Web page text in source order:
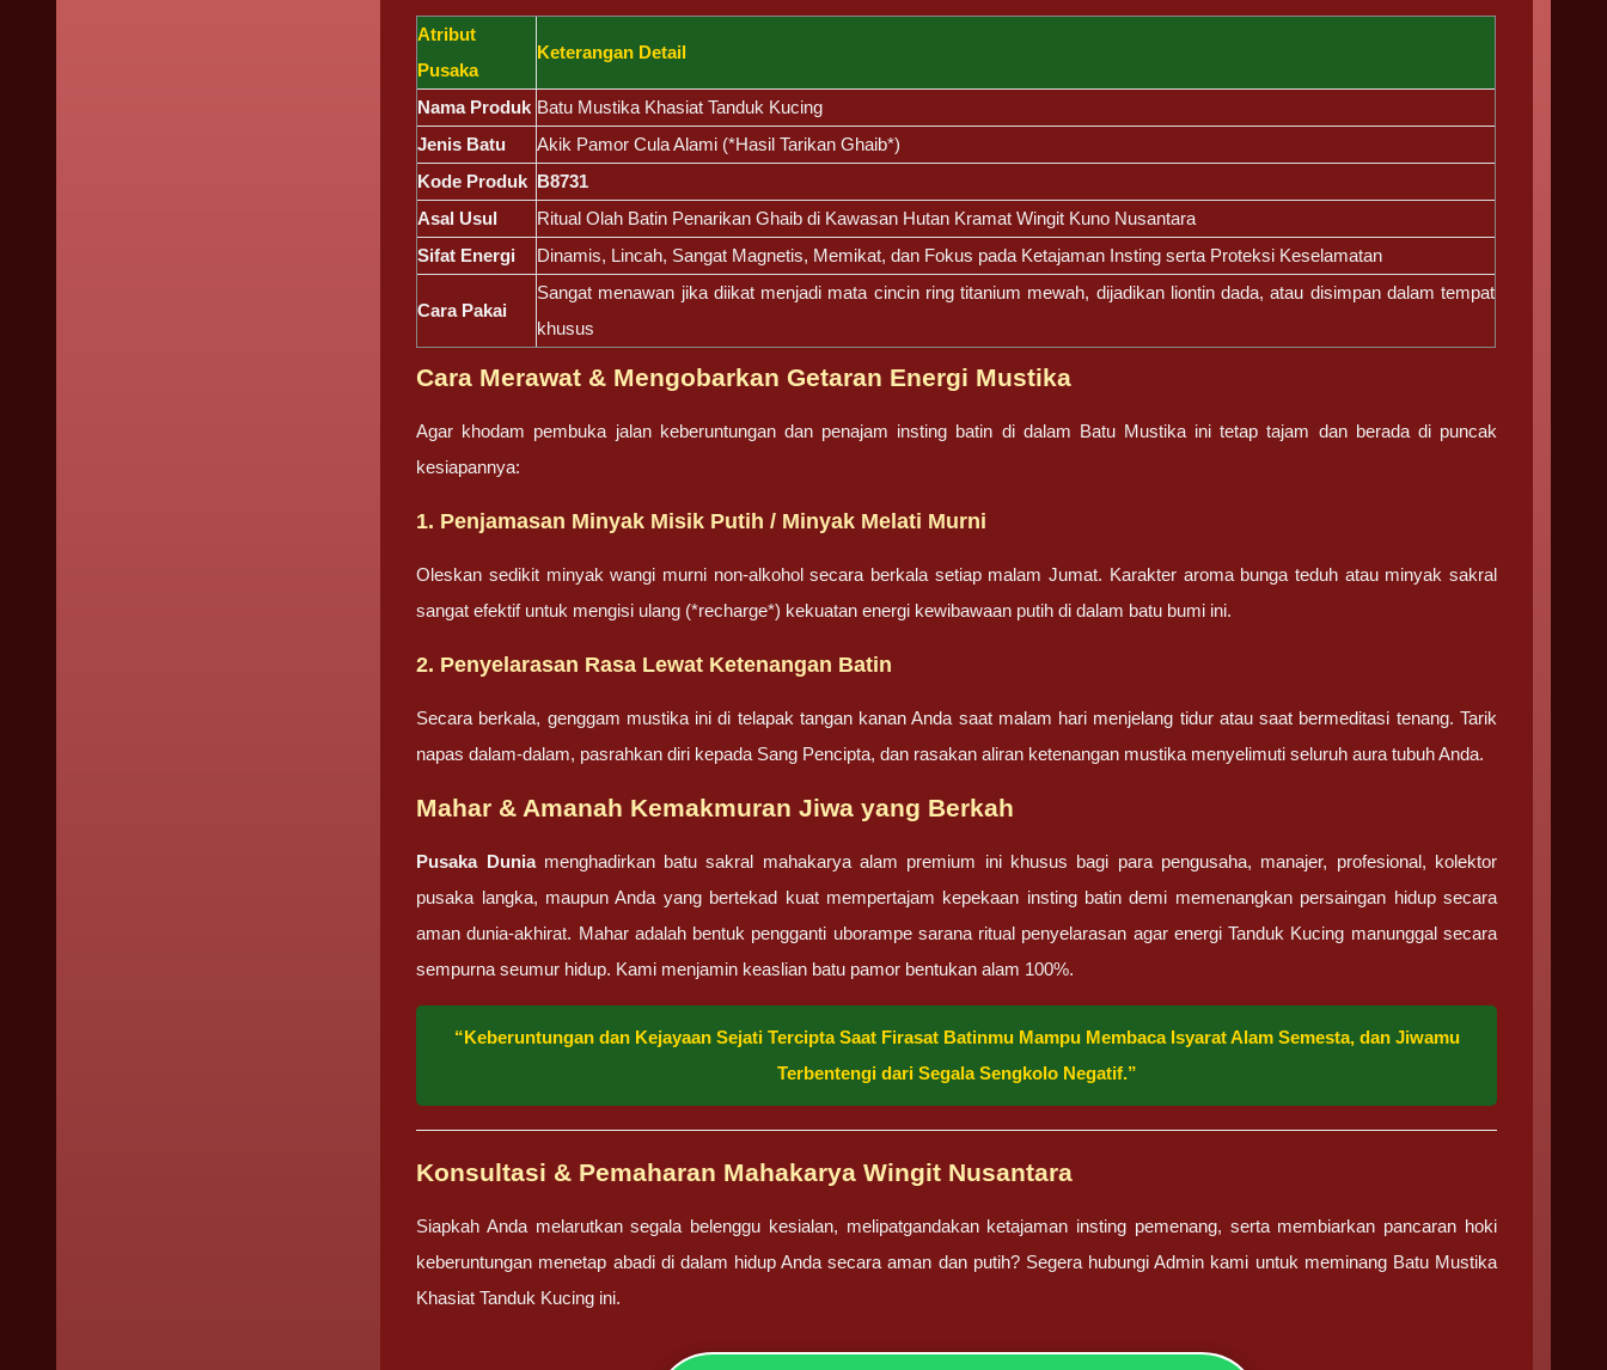
Atribut
Pusaka
Keterangan Detail
Nama Produk Batu Mustika Khasiat Tanduk Kucing
Jenis Batu
Akik Pamor Cula Alami (*Hasil Tarikan Ghaib*)
Kode Produk B8731
Asal Usul
Ritual Olah Batin Penarikan Ghaib di Kawasan Hutan Kramat Wingit Kuno Nusantara
Sifat Energi
Dinamis, Lincah, Sangat Magnetis, Memikat, dan Fokus pada Ketajaman Insting serta Proteksi Keselamatan
Cara Pakai
Sangat menawan jika diikat menjadi mata cincin ring titanium mewah, dijadikan liontin dada, atau disimpan dalam tempat
khusus
Cara Merawat & Mengobarkan Getaran Energi Mustika
Agar khodam pembuka jalan keberuntungan dan penajam insting batin di dalam Batu Mustika ini tetap tajam dan berada di puncak
kesiapannya:
1. Penjamasan Minyak Misik Putih / Minyak Melati Murni
Oleskan sedikit minyak wangi murni non-alkohol secara berkala setiap malam Jumat. Karakter aroma bunga teduh atau minyak sakral
sangat efektif untuk mengisi ulang (*recharge*) kekuatan energi kewibawaan putih di dalam batu bumi ini.
2. Penyelarasan Rasa Lewat Ketenangan Batin
Secara berkala, genggam mustika ini di telapak tangan kanan Anda saat malam hari menjelang tidur atau saat bermeditasi tenang. Tarik
napas dalam-dalam, pasrahkan diri kepada Sang Pencipta, dan rasakan aliran ketenangan mustika menyelimuti seluruh aura tubuh Anda.
Mahar & Amanah Kemakmuran Jiwa yang Berkah
Pusaka Duniamenghadirkan batu sakral mahakarya alam premium ini khusus bagi para pengusaha, manajer, profesional, kolektor
pusaka langka, maupun Anda yang bertekad kuat mempertajam kepekaan insting batin demi memenangkan persaingan hidup secara
aman dunia-akhirat. Mahar adalah bentuk pengganti uborampe sarana ritual penyelarasan agar energi Tanduk Kucing manunggal secara
sempurna seumur hidup. Kami menjamin keaslian batu pamor bentukan alam 100%.
“Keberuntungan dan Kejayaan Sejati Tercipta Saat Firasat Batinmu Mampu Membaca Isyarat Alam Semesta, dan Jiwamu
Terbentengi dari Segala Sengkolo Negatif.”
Konsultasi & Pemaharan Mahakarya Wingit Nusantara
Siapkah Anda melarutkan segala belenggu kesialan, melipatgandakan ketajaman insting pemenang, serta membiarkan pancaran hoki
keberuntungan menetap abadi di dalam hidup Anda secara aman dan putih? Segera hubungi Admin kami untuk meminang Batu Mustika
Khasiat Tanduk Kucing ini.